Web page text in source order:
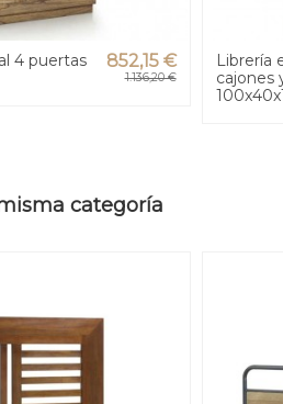
4 puertas
852,15 €
1.136,20 €
Librería
cajones
categoría